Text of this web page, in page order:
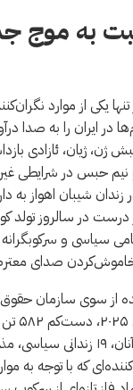
به موج
یکی از موارد
در ایران را به صدا
ژن، ژیان، ئازادی
حبس در شرایطی
شیبان اهواز به
درست در سالروز تولد
سیاسی و سرکوبگرانه
صدای
از سوی سازمان حقوق
۱۶۱
شده‌اند که در میان آنان، ۱۹
که با توجه به